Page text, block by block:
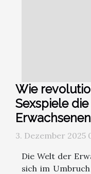
Wie
Sexspiele die
3. Dezember 2025
Die Welt der
sich im